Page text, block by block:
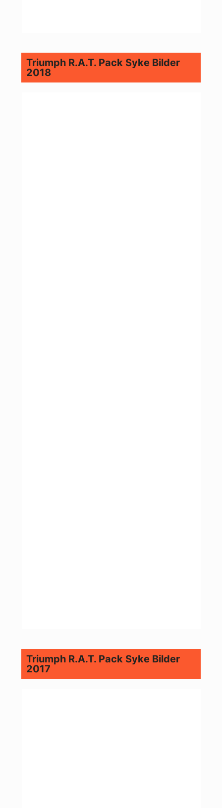
Triumph R.A.T. Pack Syke Bilder
2018
Triumph R.A.T. Pack Syke Bilder
2017